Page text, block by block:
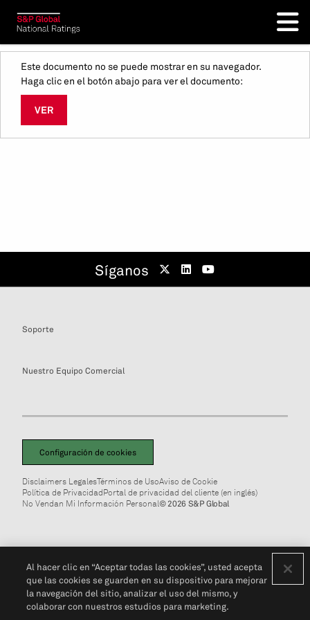
Este documento no se puede mostrar en su navegador.
Haga clic en el botón abajo para ver el documento:
VER
Síganos
Soporte
Nuestro Equipo Comercial
Configuración de cookies
Disclaimers LegalesTérminos de UsoAviso de Cookie
Política de PrivacidadPortal de privacidad del cliente (en inglés)
No Vendan Mi Información Personal© 2026 S&P Global
Al hacer clic en “Aceptar todas las cookies”, usted acepta
que las cookies se guarden en su dispositivo para mejorar
la navegación del sitio, analizar el uso del mismo, y
colaborar con nuestros estudios para marketing.